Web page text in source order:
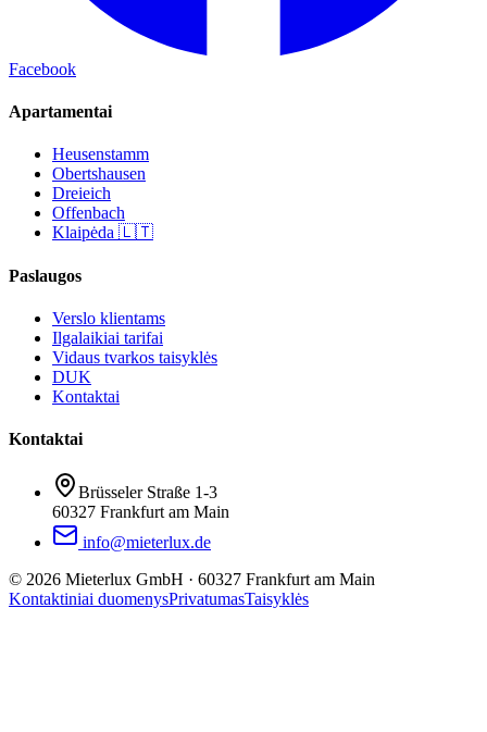
Facebook
Apartamentai
Heusenstamm
Obertshausen
Dreieich
Offenbach
Klaipėda 🇱🇹
Paslaugos
Verslo klientams
Ilgalaikiai tarifai
Vidaus tvarkos taisyklės
DUK
Kontaktai
Kontaktai
Brüsseler Straße 1-3
60327 Frankfurt am Main
info@mieterlux.de
© 2026 Mieterlux GmbH · 60327 Frankfurt am Main
Kontaktiniai duomenysPrivatumasTaisyklės